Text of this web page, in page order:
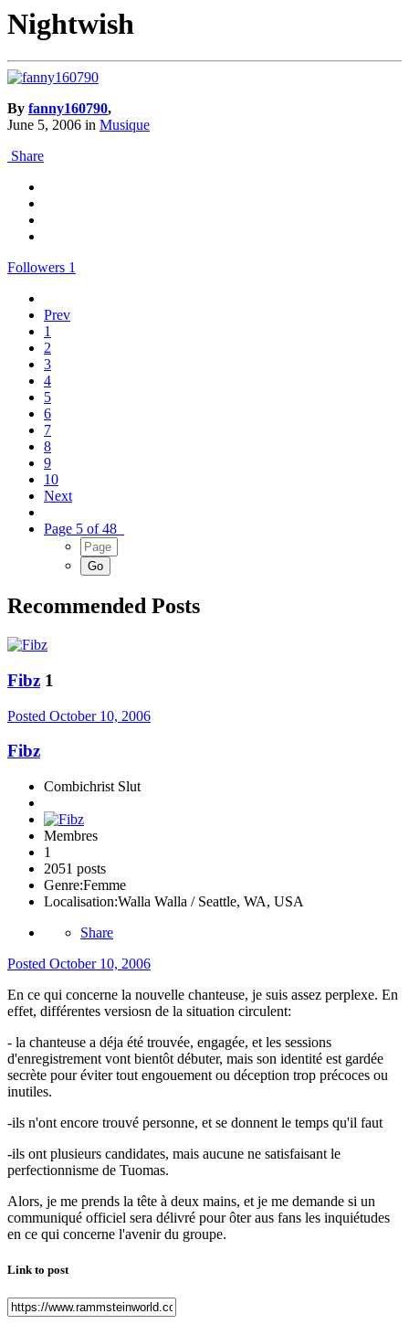
Nightwish
By fanny160790,
June 5, 2006 in Musique
Share
Followers 1
Prev
1
2
3
4
5
6
7
8
9
10
Next
Page 5 of 48
Recommended Posts
Fibz 1
Posted October 10, 2006
Fibz
Combichrist Slut
Membres
1
2051 posts
Genre:Femme
Localisation:Walla Walla / Seattle, WA, USA
Share
Posted October 10, 2006
En ce qui concerne la nouvelle chanteuse, je suis assez perplexe. En
effet, différentes versiosn de la situation circulent:
- la chanteuse a déja été trouvée, engagée, et les sessions
d'enregistrement vont bientôt débuter, mais son identité est gardée
secrète pour éviter tout engouement ou déception trop précoces ou
inutiles.
-ils n'ont encore trouvé personne, et se donnent le temps qu'il faut
-ils ont plusieurs candidates, mais aucune ne satisfaisant le
perfectionnisme de Tuomas.
Alors, je me prends la tête à deux mains, et je me demande si un
communiqué officiel sera délivré pour ôter aus fans les inquiétudes
en ce qui concerne l'avenir du groupe.
Link to post